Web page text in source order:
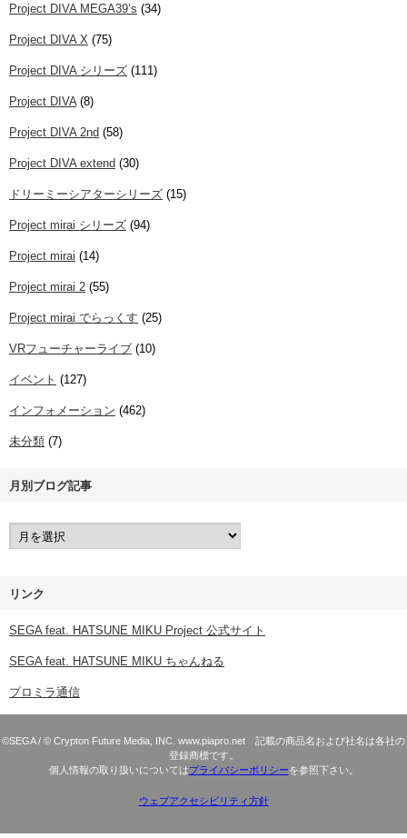
Project DIVA MEGA39’s (34)
Project DIVA X (75)
Project DIVA シリーズ (111)
Project DIVA (8)
Project DIVA 2nd (58)
Project DIVA extend (30)
ドリーミーシアターシリーズ (15)
Project mirai シリーズ (94)
Project mirai (14)
Project mirai 2 (55)
Project mirai でらっくす (25)
VRフューチャーライブ (10)
イベント (127)
インフォメーション (462)
未分類 (7)
月別ブログ記事
リンク
SEGA feat. HATSUNE MIKU Project 公式サイト
SEGA feat. HATSUNE MIKU ちゃんねる
プロミラ通信
©SEGA / © Crypton Future Media, INC. www.piapro.net 記載の商品名および社名は各社の
登録商標です。
個人情報の取り扱いについてはプライバシーポリシーを参照下さい。
ウェブアクセシビリティ方針